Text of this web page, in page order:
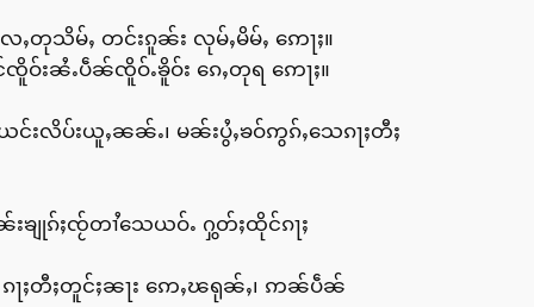
ႇတုသိမ်ႇ တင်းၵူၼ်း လုမ်ႇမိမ်ႇ ဢေႃႈ။
ဝ်းၼႆႉပဵၼ်ၸိူဝ်ႉၶိူဝ်း ၵေႇတုရ ဢေႃႈ။
းလိပ်းယူႇၼၼ်ႉ၊ မၼ်းပွႆႇၶဝ်ဢွၵ်ႇသေၵႃႈတီႈ
းၶျုၵ်ႈၸႂ်တၢႆသေယဝ်ႉ ႁွတ်ႈထိုင်ၵႃႈ
ႃႈတီႈတူင်ႈၼႃး ဢေႇၽရုၼ်ႇ၊ ဢၼ်ပဵၼ်